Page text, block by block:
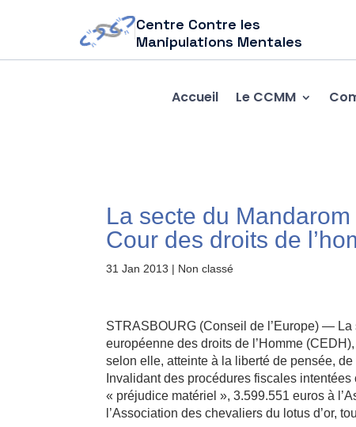
Centre Contre les
Manipulations Mentales
Accueil Le CCMM
La secte du
Cour des droits de
31 Jan 2013 | Non classé
STRASBOURG (Conseil de l’Europe) —
européenne des droits de l’Homme
selon elle, atteinte à la liberté de pensée,
Invalidant des procédures fiscales
« préjudice matériel », 3.599.551 euros à
l’Association des chevaliers du lotus d’or,